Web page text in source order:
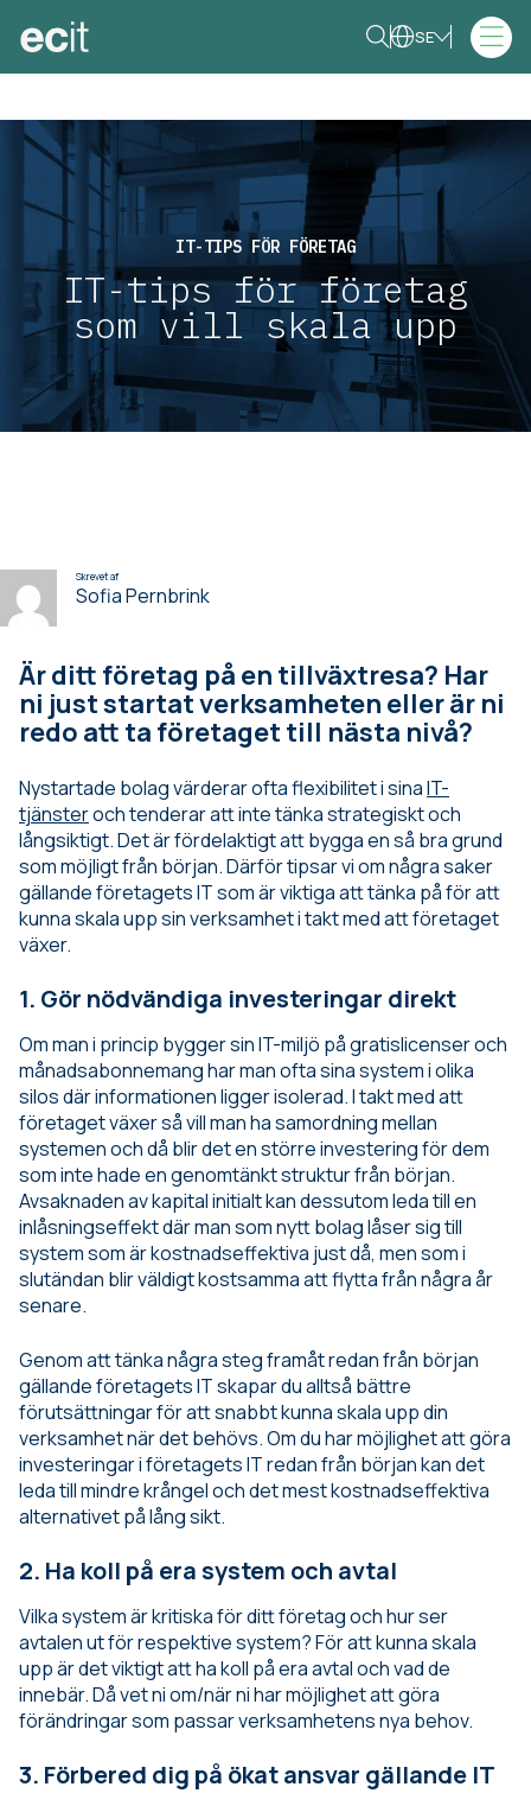
SE
IT-TIPS FÖR FÖRETAG
IT-tips för företag
som vill skala upp
Skrevet af
Sofia Pernbrink
Är ditt företag på en tillväxtresa? Har
ni just startat verksamheten eller är ni
redo att ta företaget till nästa nivå?
Nystartade bolag värderar ofta flexibilitet i sinaIT-
tjänsteroch tenderar att inte tänka strategiskt och
långsiktigt. Det är fördelaktigt att bygga en så bra grund
som möjligt från början. Därför tipsar vi om några saker
gällande företagets IT som är viktiga att tänka på för att
kunna skala upp sin verksamhet i takt med att företaget
växer.
1. Gör nödvändiga investeringar direkt
Om man i princip bygger sin IT-miljö på gratislicenser och
månadsabonnemang har man ofta sina system i olika
silos där informationen ligger isolerad. I takt med att
företaget växer så vill man ha samordning mellan
systemen och då blir det en större investering för dem
som inte hade en genomtänkt struktur från början.
Avsaknaden av kapital initialt kan dessutom leda till en
inlåsningseffekt där man som nytt bolag låser sig till
system som är kostnadseffektiva just då, men som i
slutändan blir väldigt kostsamma att flytta från några år
senare.
Genom att tänka några steg framåt redan från början
gällande företagets IT skapar du alltså bättre
förutsättningar för att snabbt kunna skala upp din
verksamhet när det behövs. Om du har möjlighet att göra
investeringar i företagets IT redan från början kan det
leda till mindre krångel och det mest kostnadseffektiva
alternativet på lång sikt.
2. Ha koll på era system och avtal
Vilka system är kritiska för ditt företag och hur ser
avtalen ut för respektive system? För att kunna skala
upp är det viktigt att ha koll på era avtal och vad de
innebär. Då vet ni om/när ni har möjlighet att göra
förändringar som passar verksamhetens nya behov.
3. Förbered dig på ökat ansvar gällande IT